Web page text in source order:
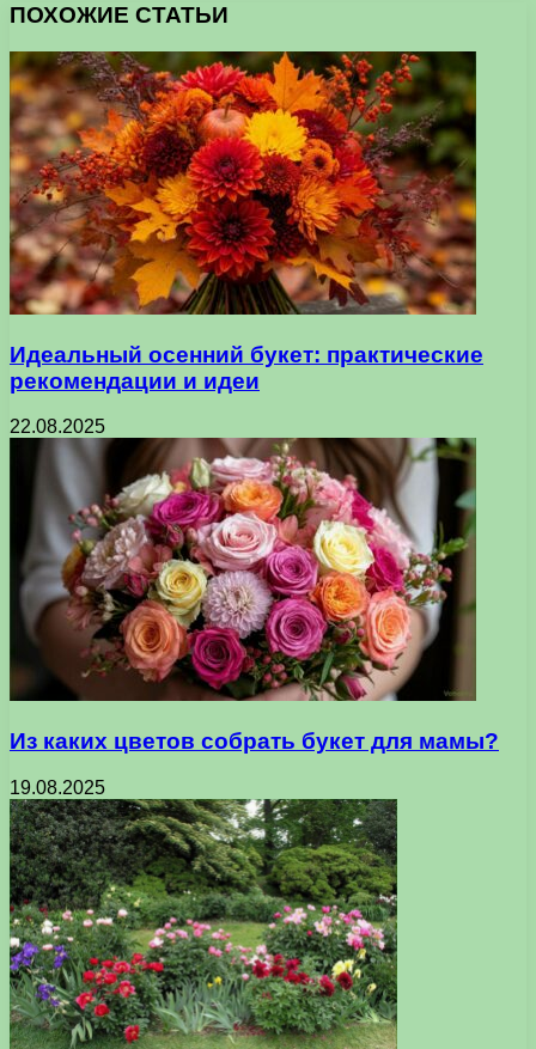
ПОХОЖИЕ СТАТЬИ
Идеальный осенний букет: практические
рекомендации и идеи
22.08.2025
Из каких цветов собрать букет для мамы?
19.08.2025